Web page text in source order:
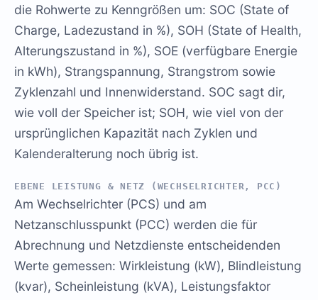
die Rohwerte zu Kenngrößen um: SOC (State of
Charge, Ladezustand in %), SOH (State of Health,
Alterungszustand in %), SOE (verfügbare Energie
in kWh), Strangspannung, Strangstrom sowie
Zyklenzahl und Innenwiderstand. SOC sagt dir,
wie voll der Speicher ist; SOH, wie viel von der
ursprünglichen Kapazität nach Zyklen und
Kalenderalterung noch übrig ist.
EBENE LEISTUNG & NETZ (WECHSELRICHTER, PCC)
Am Wechselrichter (PCS) und am
Netzanschlusspunkt (PCC) werden die für
Abrechnung und Netzdienste entscheidenden
Werte gemessen: Wirkleistung (kW), Blindleistung
(kvar), Scheinleistung (kVA), Leistungsfaktor